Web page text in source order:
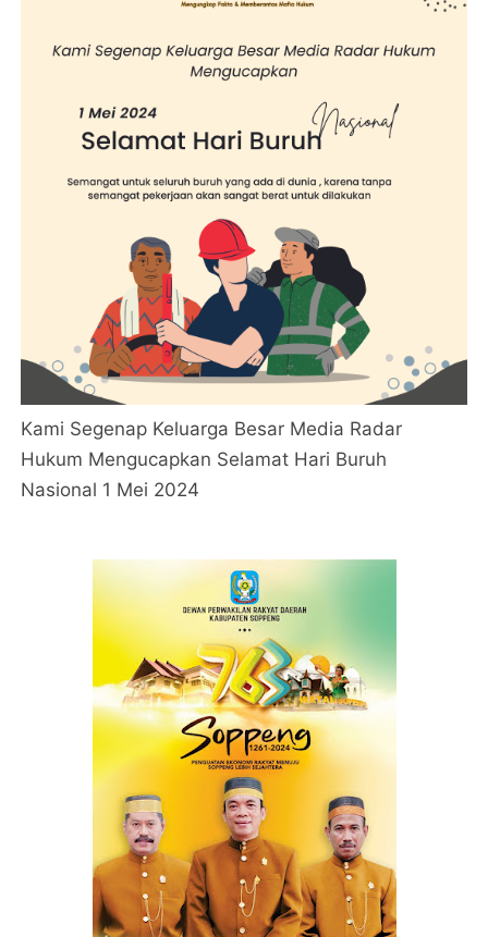
Kami Segenap Keluarga Besar Media Radar
Hukum Mengucapkan Selamat Hari Buruh
Nasional 1 Mei 2024